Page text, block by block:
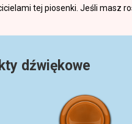
tej piosenki. Jeśli masz
dźwiękowe